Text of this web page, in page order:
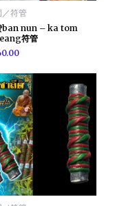
／符管
ban nun – ka tom
符管